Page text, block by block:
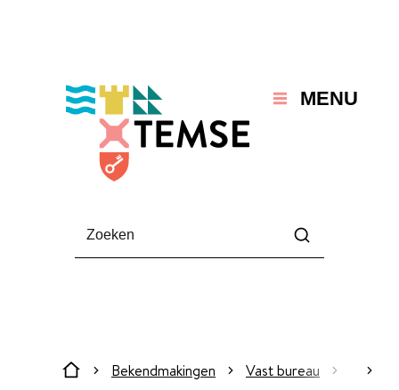
Temse
Zoeken
MENU
StartpaginaBekendmakingen Vast bureau